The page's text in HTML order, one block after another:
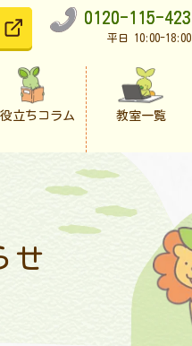
0120-115-423
平日 10:00-18:00
立ちコラム 教室一覧
せ